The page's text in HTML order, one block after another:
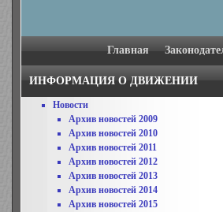
Главная
ИНФОРМАЦИЯ О ДВИЖЕНИИ
Новости
Архив новостей 2009
Архив новостей 2010
Архив новостей 2011
Архив новостей 2012
Архив новостей 2013
Архив новостей 2014
Архив новостей 2015